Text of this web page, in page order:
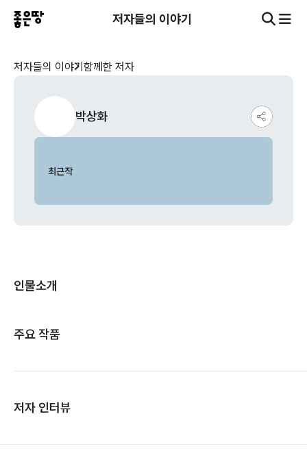
저자들의 이야기
저자들의 이야기 함께한 저자
박상화
최근작
인물소개
주요 작품
저자 인터뷰